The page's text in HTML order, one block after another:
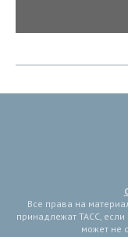
Все права на
принадлежат ТАСС,
может не